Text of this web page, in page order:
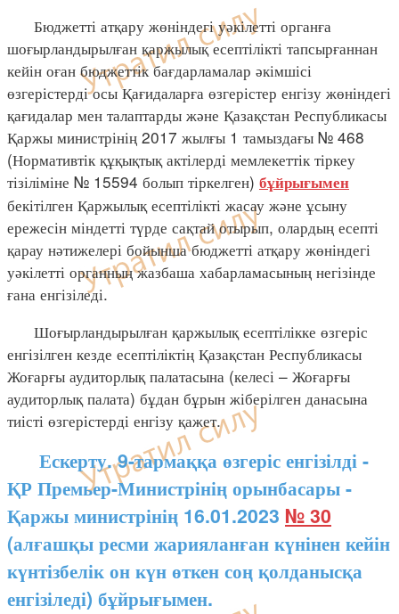
Бюджетті атқару жөніндегі уәкілетті органға
шоғырландырылған қаржылық есептілікті тапсырғаннан
кейін оған бюджеттік бағдарламалар әкімшісі
өзгерістерді осы Қағидаларға өзгерістер енгізу жөніндегі
қағидалар мен талаптарды және Қазақстан Республикасы
Қаржы министрінің 2017 жылғы 1 тамыздағы № 468
(Нормативтік құқықтық актілерді мемлекеттік тіркеу
тізіліміне № 15594 болып тіркелген) бұйрығымен
бекітілген Қаржылық есептілікті жасау және ұсыну
ережесін міндетті түрде сақтай отырып, олардың есепті
қарау нәтижелері бойынша бюджетті атқару жөніндегі
уәкілетті органның жазбаша хабарламасының негізінде
ғана енгізіледі.
Шоғырландырылған қаржылық есептілікке өзгеріс
енгізілген кезде есептіліктің Қазақстан Республикасы
Жоғарғы аудиторлық палатасына (келесі – Жоғарғы
аудиторлық палата) бұдан бұрын жіберілген данасына
тиісті өзгерістерді енгізу қажет.
Ескерту. 9-тармаққа өзгеріс енгізілді -
ҚР Премьер-Министрінің орынбасары -
Қаржы министрінің 16.01.2023 № 30
(алғашқы ресми жарияланған күнінен кейін
күнтізбелік он күн өткен соң қолданысқа
енгізіледі) бұйрығымен.